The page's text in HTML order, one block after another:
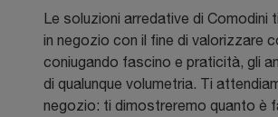
Le soluzioni arredative di Comodini
in negozio con il fine di valorizzare
coniugando fascino e praticità, gli
di qualunque volumetria. Ti
negozio: ti dimostreremo quanto è